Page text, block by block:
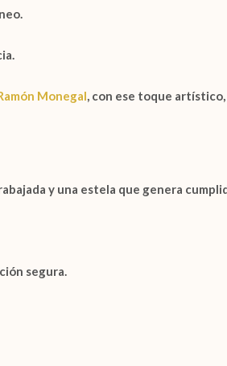
Monegal, con ese toque artístico,
y una estela que genera
segura.